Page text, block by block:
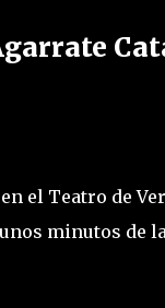
el Teatro de
minutos de